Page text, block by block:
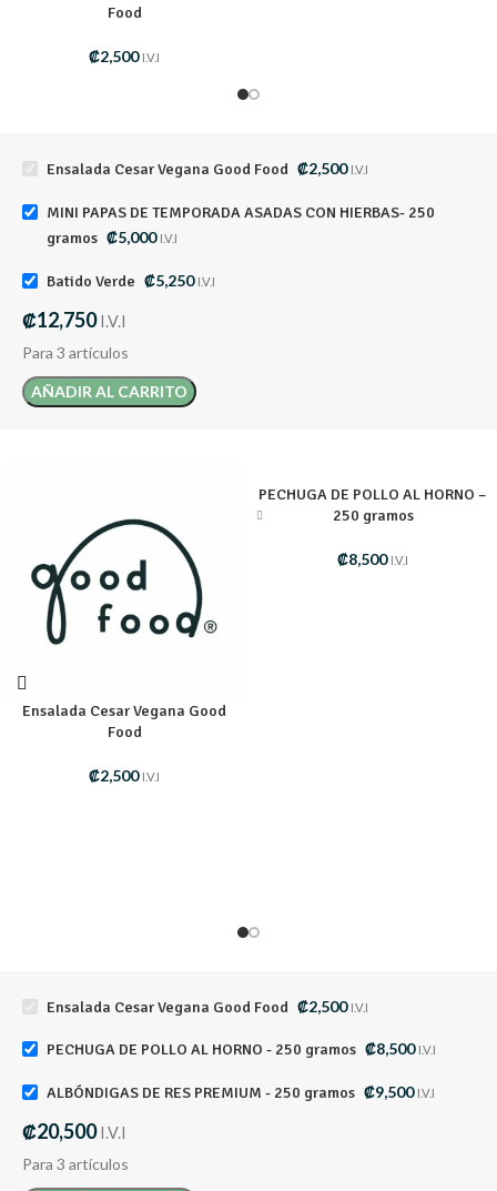
Food
₡2,500 I.V.I
Ensalada Cesar Vegana Good Food ₡2,500 I.V.I
MINI PAPAS DE TEMPORADA ASADAS CON HIERBAS- 250
gramos ₡5,000 I.V.I
Batido Verde ₡5,250 I.V.I
₡12,750 I.V.I
Para 3 artículos
AÑADIR AL CARRITO
Ensalada Cesar Vegana Good
Food
₡2,500 I.V.I
PECHUGA DE POLLO AL HORNO –
250 gramos
₡8,500 I.V.I
Ensalada Cesar Vegana Good Food ₡2,500 I.V.I
PECHUGA DE POLLO AL HORNO - 250 gramos ₡8,500 I.V.I
ALBÓNDIGAS DE RES PREMIUM - 250 gramos ₡9,500 I.V.I
₡20,500 I.V.I
Para 3 artículos